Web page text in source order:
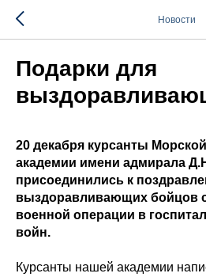
Новости
Подарки для
20 декабря курсанты
академии имени адмирала
присоединились к
выздоравливающих бойцов
военной операции в
войн.
Курсанты нашей академии